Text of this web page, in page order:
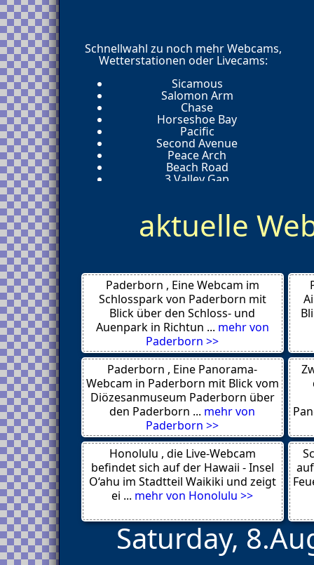
Schnellwahl zu noch mehr Webcams,
Wetterstationen oder Livecams:
Sicamous
Salomon Arm
Chase
Horseshoe Bay
Pacific
Second Avenue
Peace Arch
Beach Road
3 Valley Gap
Nanaimo, Vancouver Island
Vancouver Island
Abbotsford
Whistler
Coquihalla
Kelowna
Lake Country
Edmonton
Calgary
Lake Louise
Victoria Glacier
Banff
Truro
Montreal
Moncalieri
Cuorgne
Occhieppo Superiore
Frassinetto
Ronco Canavese
Pianprato
Sauze D'oulx
Alpe della Balma
aktuelle
Paderborn , Eine Webcam im
Schlosspark von Paderborn mit
Blick über den Schloss- und
Auenpark in Richtun ... mehr von
Paderborn >>
Paderborn , Eine Panorama-
Webcam in Paderborn mit Blick vom
Diözesanmuseum Paderborn über
den Paderborn ... mehr von
Paderborn >>
Honolulu , die Live-Webcam
befindet sich auf der Hawaii - Insel
O‘ahu im Stadtteil Waikiki und zeigt
ei ... mehr von Honolulu >>
Saturday,